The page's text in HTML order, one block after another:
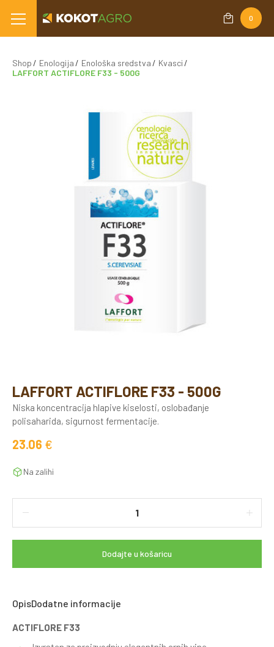
0
Shop Enologija Enološka sredstva
Kvasci
LAFFORT ACTIFLORE F33 - 500G
LAFFORT ACTIFLORE F33 - 500G
Niska koncentracija hlapive kiselosti, oslobađanje
polisaharida, sigurnost fermentacije.
23.06 €
Na zalihi
Dodajte u košaricu
OpisDodatne informacije
ACTIFLORE F33